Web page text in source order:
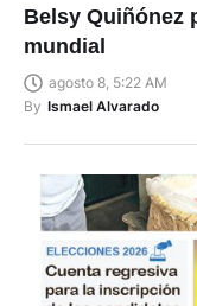
Belsy Quiñónez
mundial
agosto 8, 5:22 AM
By Ismael Alvarado